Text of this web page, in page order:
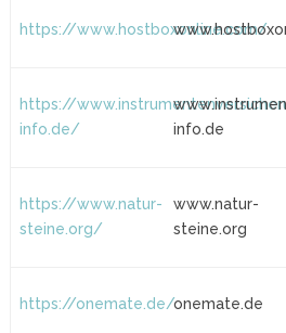
https://www.hostboxonline.com/
https://
info.de/
info.de
https://www.natur-
steine.org/
www.natur-
steine.org
https://onemate.de/onemate.de